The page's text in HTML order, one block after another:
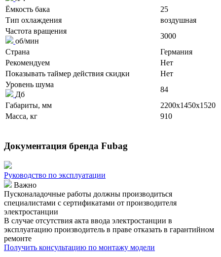
Ёмкость бака
25
Тип охлаждения
воздушная
Частота вращения
об/мин
3000
Страна
Германия
Рекомендуем
Нет
Показывать таймер действия скидки
Нет
Уровень шума
Дб
84
Габариты, мм
2200x1450x1520
Масса, кг
910
Документация бренда Fubag
Руководство по эксплуатации
Важно
Пусконаладочные работы должны производиться
специалистами с сертификатами от производителя
электростанции
В случае отсутствия акта ввода электростанции в
эксплуатацию производитель в праве отказать в гарантийном
ремонте
Получить консультацию по монтажу модели